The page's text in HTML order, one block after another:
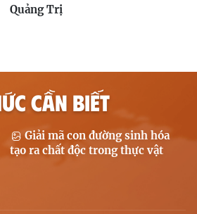
Quảng Trị
CẦN BIẾT
Giải mã con đường sinh hóa
tạo ra chất độc trong thực vật